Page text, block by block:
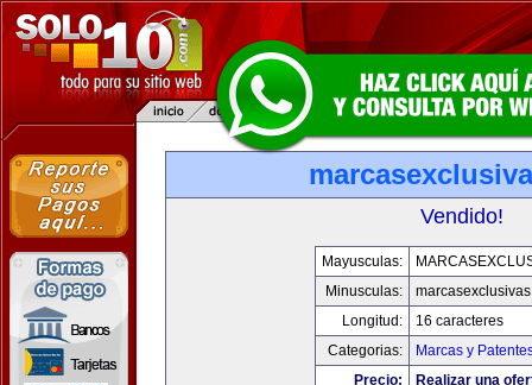
Vendido!
Mayusculas:
Minusculas:
Longitud:
16 caracteres
Categorias:
Marcas y
Precio:
Realizar una